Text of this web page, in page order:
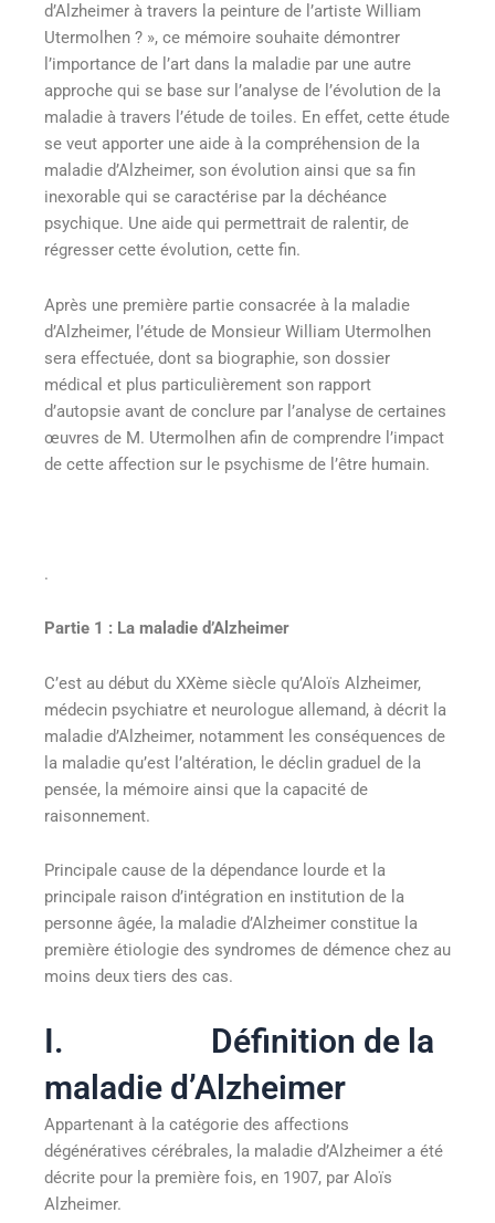
d’Alzheimer à travers la peinture de l’artiste William
Utermolhen ? », ce mémoire souhaite démontrer
l’importance de l’art dans la maladie par une autre
approche qui se base sur l’analyse de l’évolution de la
maladie à travers l’étude de toiles. En effet, cette étude
se veut apporter une aide à la compréhension de la
maladie d’Alzheimer, son évolution ainsi que sa fin
inexorable qui se caractérise par la déchéance
psychique. Une aide qui permettrait de ralentir, de
régresser cette évolution, cette fin.
Après une première partie consacrée à la maladie
d’Alzheimer, l’étude de Monsieur William Utermolhen
sera effectuée, dont sa biographie, son dossier
médical et plus particulièrement son rapport
d’autopsie avant de conclure par l’analyse de certaines
œuvres de M. Utermolhen afin de comprendre l’impact
de cette affection sur le psychisme de l’être humain.
.
Partie 1 : La maladie d’Alzheimer
C’est au début du XXème siècle qu’Aloïs Alzheimer,
médecin psychiatre et neurologue allemand, à décrit la
maladie d’Alzheimer, notamment les conséquences de
la maladie qu’est l’altération, le déclin graduel de la
pensée, la mémoire ainsi que la capacité de
raisonnement.
Principale cause de la dépendance lourde et la
principale raison d’intégration en institution de la
personne âgée, la maladie d’Alzheimer constitue la
première étiologie des syndromes de démence chez au
moins deux tiers des cas.
I. Définition de la
maladie d’Alzheimer
Appartenant à la catégorie des affections
dégénératives cérébrales, la maladie d’Alzheimer a été
décrite pour la première fois, en 1907, par Aloïs
Alzheimer.